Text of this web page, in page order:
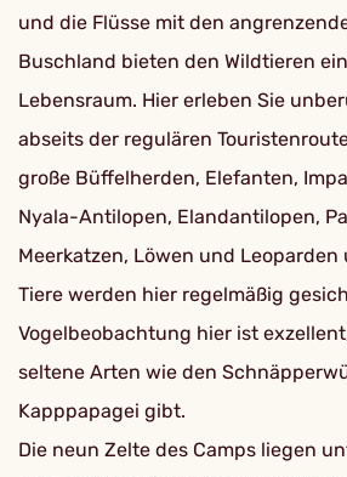
und die Flüsse mit den
Buschland bieten den Wildtieren
Lebensraum. Hier erleben Sie
abseits der regulären
große Büffelherden, Elefanten,
Nyala-Antilopen, Elandantilopen,
Meerkatzen, Löwen und
Tiere werden hier regelmäßig
Vogelbeobachtung hier ist
seltene Arten wie den
Kapppapagei gibt.
Die neun Zelte des Camps liegen